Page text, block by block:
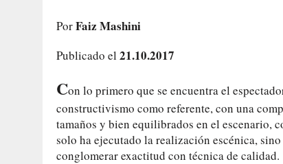
PorFaiz Mashini
Publicado el 21.10.2017
Con lo primero que se encuentra el
constructivismo como referente, con una
tamaños y bien equilibrados en el escenario,
solo ha ejecutado la realización escénica,
conglomerar exactitud con técnica de calidad.